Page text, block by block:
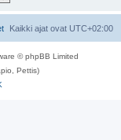
Kaikki ajat ovat UTC+02:00
© phpBB Limited
Pettis)